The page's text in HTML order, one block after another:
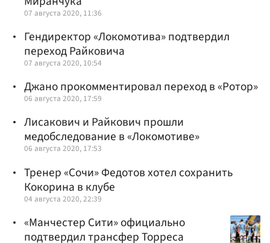
07 августа 2020, 11:36
Гендиректор «Локомотива» подтвердил
переход Райковича
07 августа 2020, 10:54
Джано прокомментировал переход в «Ротор»
06 августа 2020, 17:59
Лисакович и Райкович прошли
медобследование в «Локомотиве»
06 августа 2020, 17:53
Тренер «Сочи» Федотов хотел сохранить
Кокорина в клубе
04 августа 2020, 22:39
«Манчестер Сити» официально
подтвердил трансфер Торреса